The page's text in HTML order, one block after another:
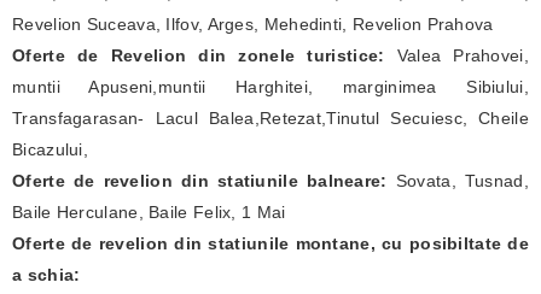
Revelion Suceava, Ilfov, Arges, Mehedinti, Revelion Prahova
Oferte de Revelion din zonele turistice: Valea Prahovei,
muntii Apuseni,muntii Harghitei, marginimea Sibiului,
Transfagarasan- Lacul Balea,Retezat,Tinutul Secuiesc, Cheile
Bicazului,
Oferte de revelion din statiunile balneare: Sovata, Tusnad,
Baile Herculane, Baile Felix, 1 Mai
Oferte de revelion din statiunile montane, cu posibiltate de
a schia: